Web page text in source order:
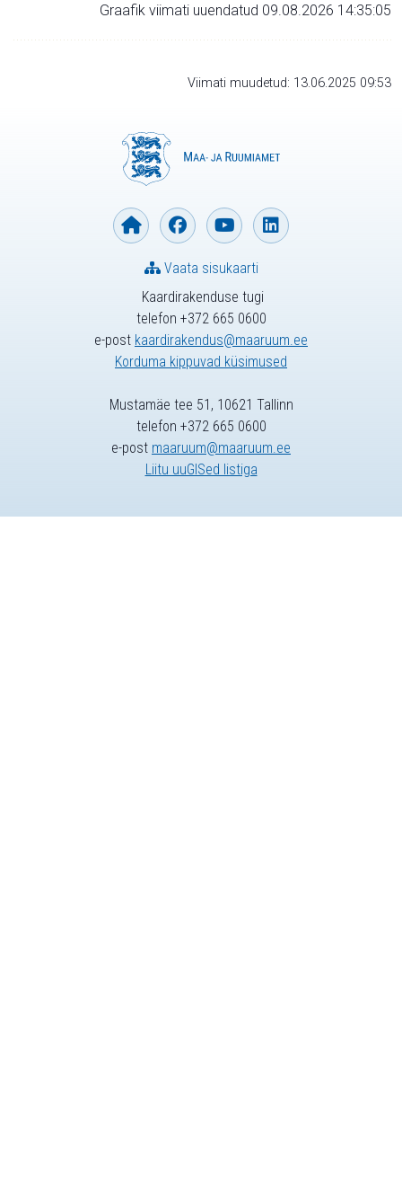
Graafik viimati uuendatud 09.08.2026 14:35:05
Viimati muudetud: 13.06.2025 09:53
Kaardirakenduse tugi
telefon +372 665 0600
e-post kaardirakendus@maaruum.ee
Korduma kippuvad küsimused
Vaata sisukaarti
Mustamäe tee 51, 10621 Tallinn
telefon +372 665 0600
e-post maaruum@maaruum.ee
Liitu uuGISed listiga